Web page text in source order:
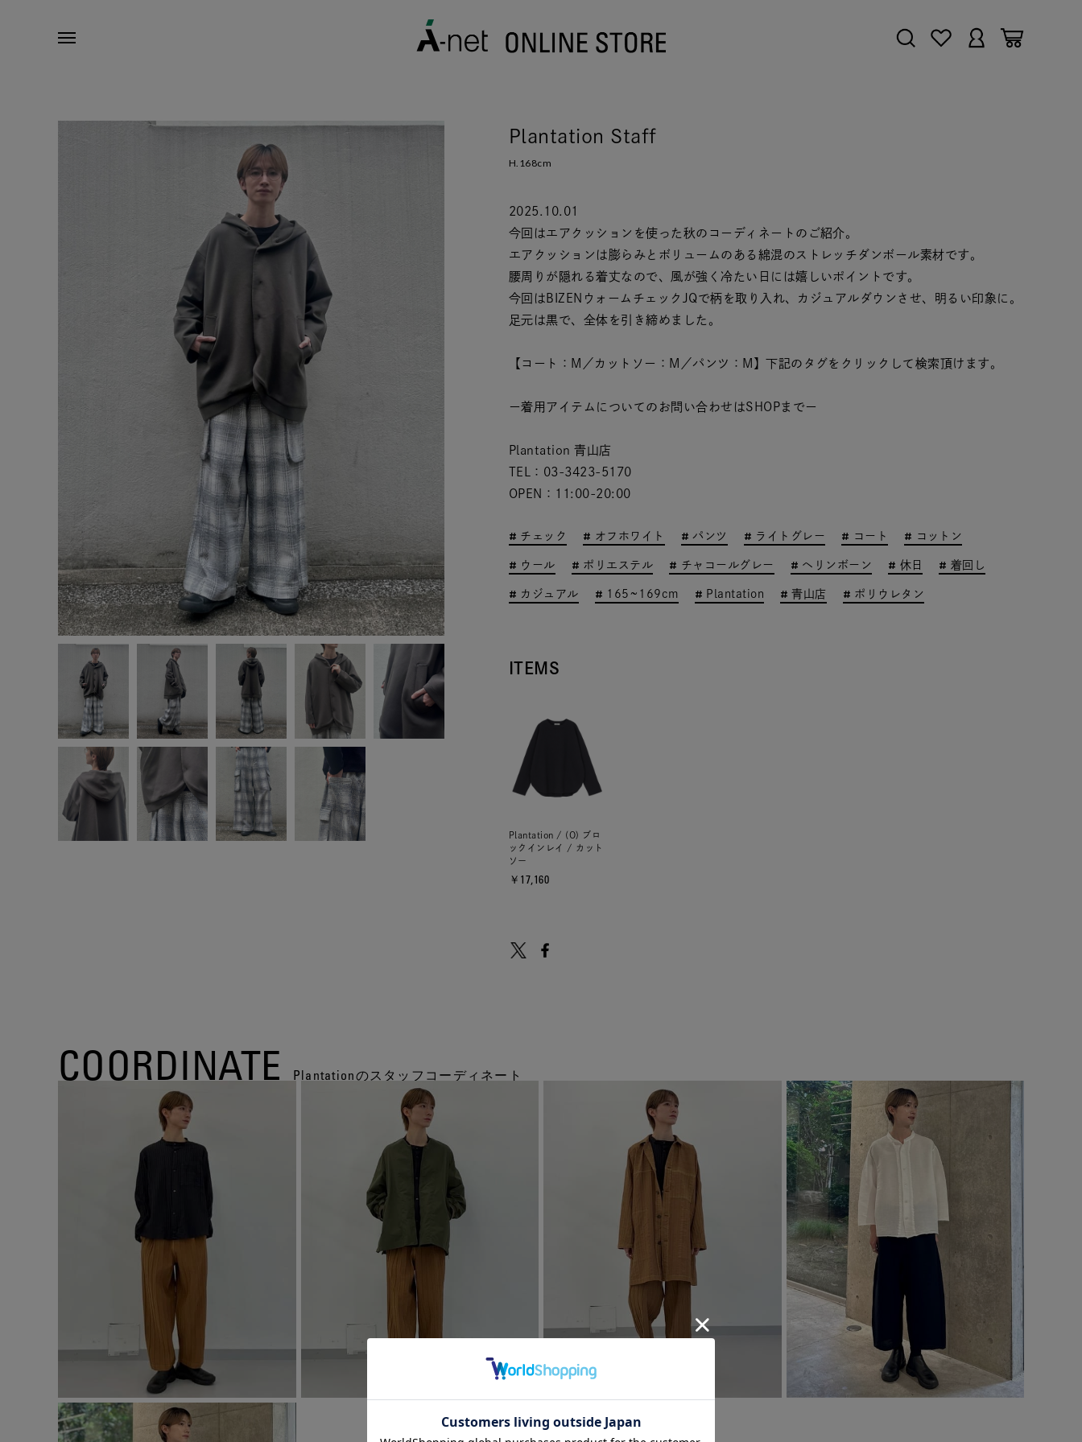
Plantation Staff
H.168cm
2025.10.01
今回はエアクッションを使った秋のコーディネートのご紹介。
エアクッションは膨らみとボリュームのある綿混のストレッチダンボール素材です。
腰周りが隠れる着丈なので、風が強く冷たい日には嬉しいポイントです。
今回はBIZENウォームチェックJQで柄を取り入れ、カジュアルダウンさせ、明るい印象に。
足元は黒で、全体を引き締めました。
【コート：M／カットソー：M／パンツ：M】下記のタグをクリックして検索頂けます。
ー着用アイテムについてのお問い合わせはSHOPまでー
Plantation 青山店
TEL：03-3423-5170
OPEN：11:00-20:00
チェック オフホワイト パンツ ライトグレー コート コットン
ウール ポリエステル チャコールグレー ヘリンボーン 休日 着回し
カジュアル 165~169cm Plantation 青山店 ポリウレタン
ITEMS
Plantation / (O) ブロ
ックインレイ / カット
ソー
￥17,160
COORDINATE Plantationのスタッフコーディネート